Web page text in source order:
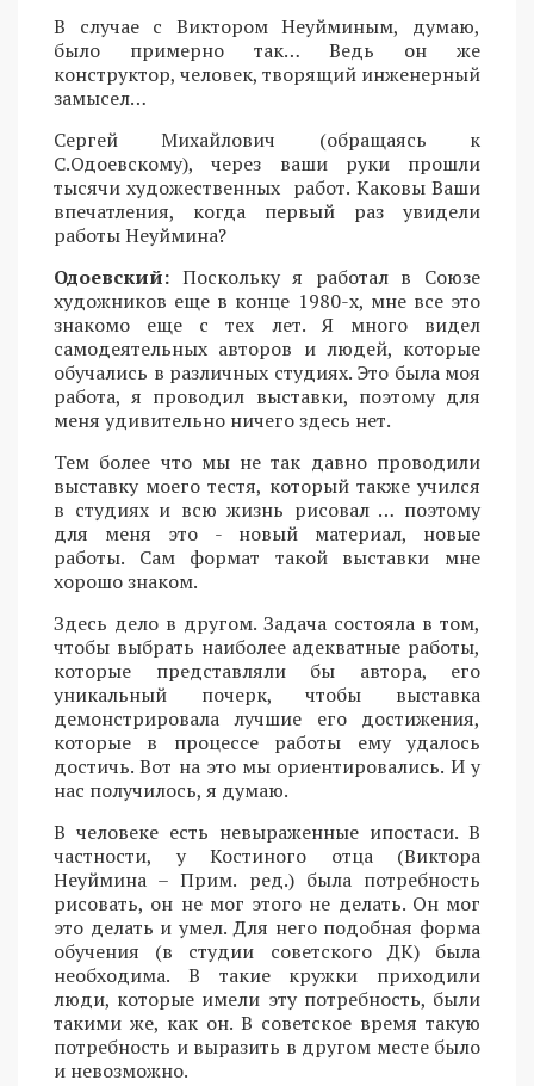
В случае с Виктором Неуйминым, думаю,
было примерно так… Ведь он же
конструктор, человек, творящий инженерный
замысел…
Сергей Михайлович (обращаясь к
С.Одоевскому), через ваши руки прошли
тысячи художественных работ. Каковы Ваши
впечатления, когда первый раз увидели
работы Неуймина?
Одоевский: Поскольку я работал в Союзе
художников еще в конце 1980-х, мне все это
знакомо еще с тех лет. Я много видел
самодеятельных авторов и людей, которые
обучались в различных студиях. Это была моя
работа, я проводил выставки, поэтому для
меня удивительно ничего здесь нет.
Тем более что мы не так давно проводили
выставку моего тестя, который также учился
в студиях и всю жизнь рисовал … поэтому
для меня это - новый материал, новые
работы. Сам формат такой выставки мне
хорошо знаком.
Здесь дело в другом. Задача состояла в том,
чтобы выбрать наиболее адекватные работы,
которые представляли бы автора, его
уникальный почерк, чтобы выставка
демонстрировала лучшие его достижения,
которые в процессе работы ему удалось
достичь. Вот на это мы ориентировались. И у
нас получилось, я думаю.
В человеке есть невыраженные ипостаси. В
частности, у Костиного отца (Виктора
Неуймина – Прим. ред.) была потребность
рисовать, он не мог этого не делать. Он мог
это делать и умел. Для него подобная форма
обучения (в студии советского ДК) была
необходима. В такие кружки приходили
люди, которые имели эту потребность, были
такими же, как он. В советское время такую
потребность и выразить в другом месте было
и невозможно.